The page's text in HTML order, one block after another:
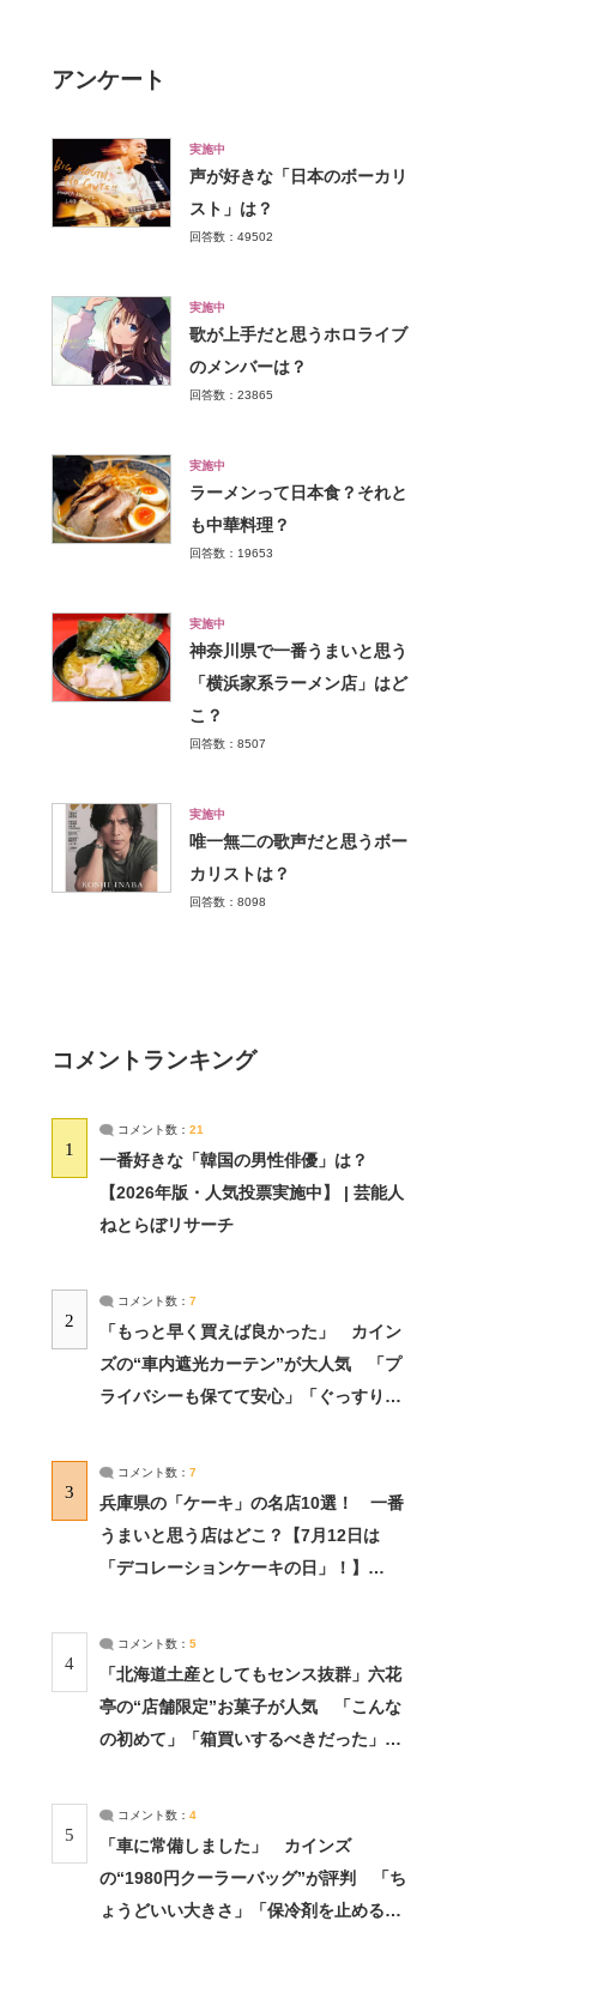
アンケート
実施中
声が好きな「日本のボーカリ
スト」は？
回答数：49502
実施中
歌が上手だと思うホロライブ
のメンバーは？
回答数：23865
実施中
ラーメンって日本食？それと
も中華料理？
回答数：19653
実施中
神奈川県で一番うまいと思う
「横浜家系ラーメン店」はど
こ？
回答数：8507
実施中
唯一無二の歌声だと思うボー
カリストは？
回答数：8098
コメントランキング
1
コメント数： 21
一番好きな「韓国の男性俳優」は？
【2026年版・人気投票実施中】 | 芸能人
ねとらぼリサーチ
2
コメント数： 7
「もっと早く買えば良かった」 カイン
ズの“車内遮光カーテン”が大人気 「プ
ライバシーも保てて安心」「ぐっすり眠
3
コメント数： 7
兵庫県の「ケーキ」の名店10選！ 一番
うまいと思う店はどこ？【7月12日は
「デコレーションケーキの日」！】
4
コメント数： 5
「北海道土産としてもセンス抜群」六花
亭の“店舗限定”お菓子が人気 「こんな
の初めて」「箱買いするべきだった」
5
コメント数： 4
「車に常備しました」 カインズ
の“1980円クーラーバッグ”が評判 「ち
ょうどいい大きさ」「保冷剤を止めるベ